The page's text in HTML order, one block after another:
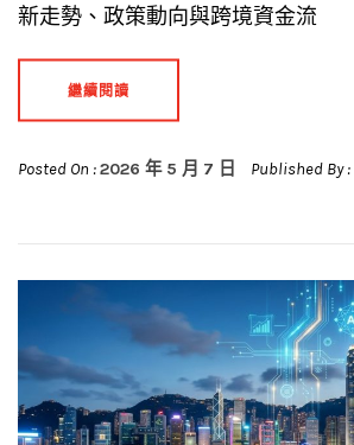
新走勢、政策動向與跨境資金流
繼續閱讀
Posted On :2026 年 5 月 7 日 Published By :